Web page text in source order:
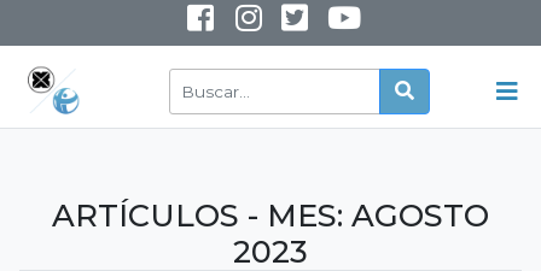
ARTÍCULOS - MES: AGOSTO
2023